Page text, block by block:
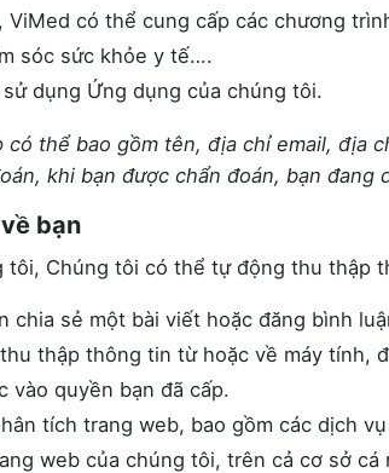
ViMed có thể cung cấp các chương
sóc sức khỏe y tế….
dụng Ứng dụng của chúng tôi.
có thể bao gồm tên, địa chỉ email,
khi bạn được chẩn đoán, bạn
bạn
tôi, Chúng tôi có thể tự động thu thập
chia sẻ một bài viết hoặc đăng bình
thập thông tin từ hoặc về máy tính,
vào quyền bạn đã cấp.
tích trang web, bao gồm các dịch
web của chúng tôi, trên cả cơ sở cá